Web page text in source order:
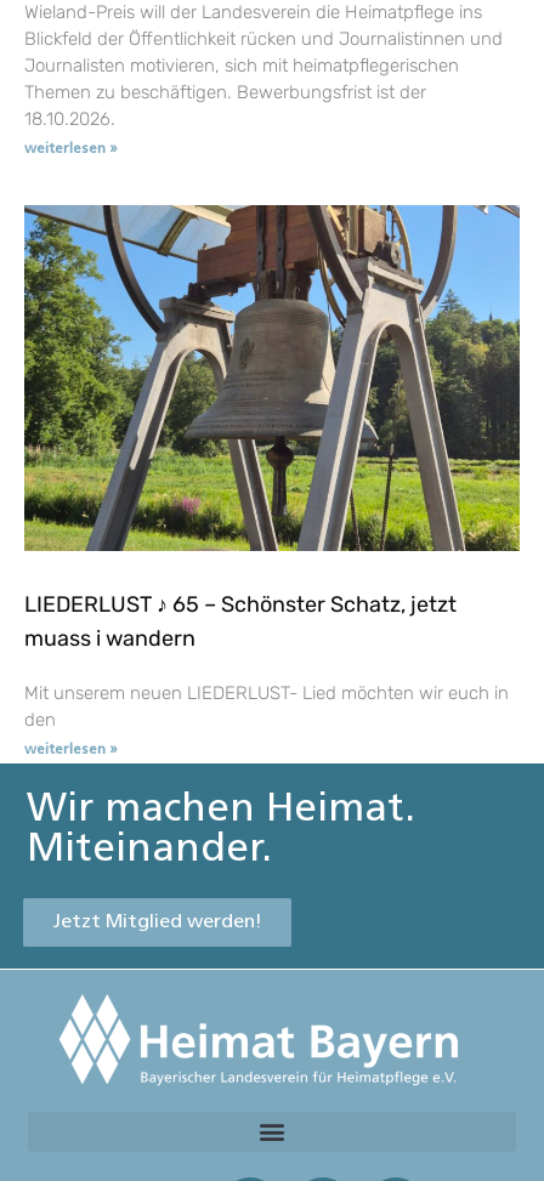
Wieland-Preis will der Landesverein die Heimatpflege ins
Blickfeld der Öffentlichkeit rücken und Journalistinnen und
Journalisten motivieren, sich mit heimatpflegerischen
Themen zu beschäftigen. Bewerbungsfrist ist der
18.10.2026.
weiterlesen »
LIEDERLUST ♪ 65 – Schönster Schatz, jetzt
muass i wandern
Mit unserem neuen LIEDERLUST- Lied möchten wir euch in
den
weiterlesen »
Wir machen Heimat.
Miteinander.
Jetzt Mitglied werden!